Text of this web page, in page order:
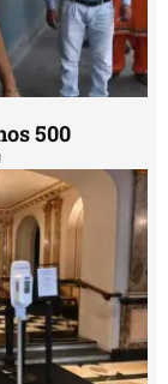
500